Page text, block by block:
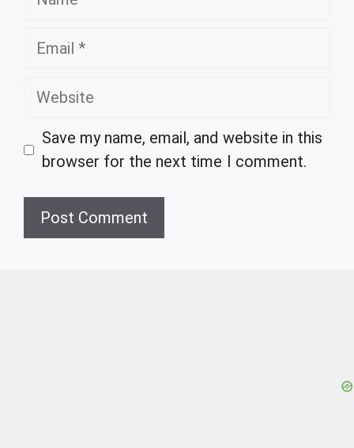
Email
Website
Save my name, email, and website in this
browser for the next time I comment.